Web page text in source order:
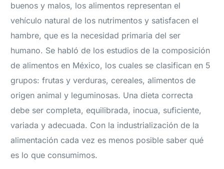
buenos y malos, los alimentos representan el
vehículo natural de los nutrimentos y satisfacen el
hambre, que es la necesidad primaria del ser
humano. Se habló de los estudios de la composición
de alimentos en México, los cuales se clasifican en 5
grupos: frutas y verduras, cereales, alimentos de
origen animal y leguminosas. Una dieta correcta
debe ser completa, equilibrada, inocua, suficiente,
variada y adecuada. Con la industrialización de la
alimentación cada vez es menos posible saber qué
es lo que consumimos.